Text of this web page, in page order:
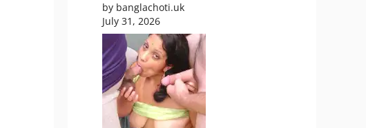
by banglachoti.uk
July 31, 2026